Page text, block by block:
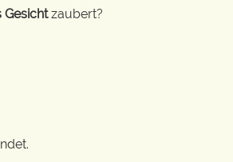
Gesichtzaubert?